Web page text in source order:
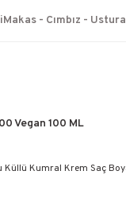
KARGO BEDAVA!
Makas - Cımbız - Ustura
Vegan 100 ML